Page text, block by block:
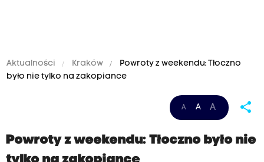
Aktualności Kraków
Powroty z weekendu: Tłoczno
było nie tylko na zakopiance
A A A share
Powroty z weekendu: Tłoczno było nie